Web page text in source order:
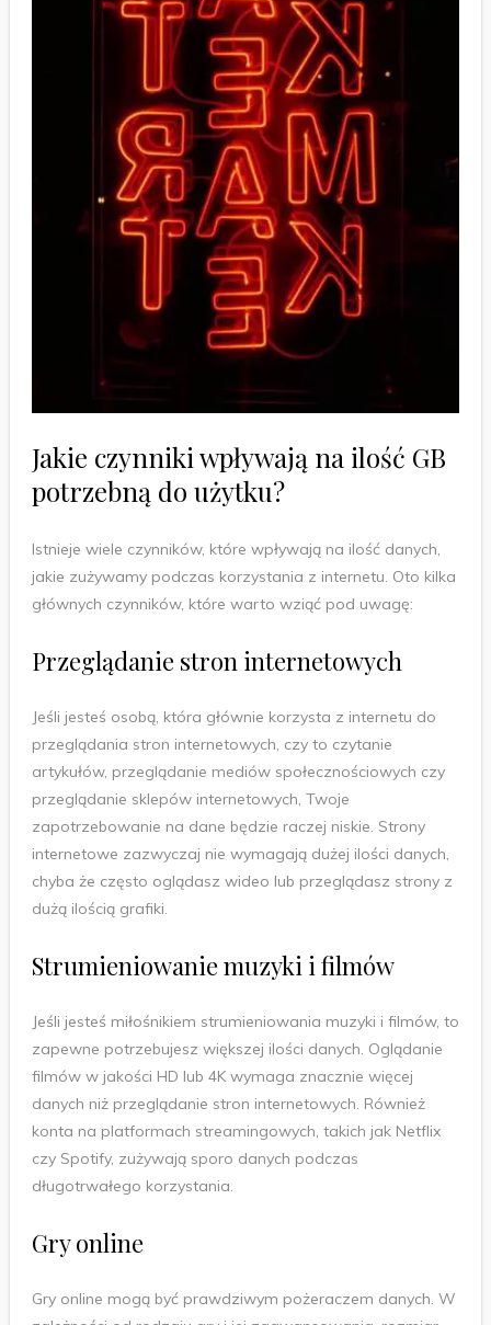
Jakie czynniki wpływają na ilość GB
potrzebną do użytku?
Istnieje wiele czynników, które wpływają na ilość danych,
jakie zużywamy podczas korzystania z internetu. Oto kilka
głównych czynników, które warto wziąć pod uwagę:
Przeglądanie stron internetowych
Jeśli jesteś osobą, która głównie korzysta z internetu do
przeglądania stron internetowych, czy to czytanie
artykułów, przeglądanie mediów społecznościowych czy
przeglądanie sklepów internetowych, Twoje
zapotrzebowanie na dane będzie raczej niskie. Strony
internetowe zazwyczaj nie wymagają dużej ilości danych,
chyba że często oglądasz wideo lub przeglądasz strony z
dużą ilością grafiki.
Strumieniowanie muzyki i filmów
Jeśli jesteś miłośnikiem strumieniowania muzyki i filmów, to
zapewne potrzebujesz większej ilości danych. Oglądanie
filmów w jakości HD lub 4K wymaga znacznie więcej
danych niż przeglądanie stron internetowych. Również
konta na platformach streamingowych, takich jak Netflix
czy Spotify, zużywają sporo danych podczas
długotrwałego korzystania.
Gry online
Gry online mogą być prawdziwym pożeraczem danych. W